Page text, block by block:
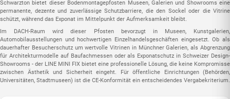
Schwarzton bietet dieser Bodenmontagepfosten Museen, Galerien und Showrooms eine
permanente, dezente und zuverlässige Schutzbarriere, die den Sockel oder die Vitrine
schützt, während das Exponat im Mittelpunkt der Aufmerksamkeit bleibt.
Im DACH-Raum wird dieser Pfosten bevorzugt in Museen, Kunstgalerien,
Automobilausstellungen und hochwertigen Einzelhandelsgeschäften eingesetzt. Ob als
dauerhafter Besucherschutz um wertvolle Vitrinen in Münchner Galerien, als Abgrenzung
für Architekturmodelle auf Baufachmessen oder als Exponatschutz in Schweizer Design-
Showrooms - der LINE MINI FIX bietet eine professionelle Lösung, die keine Kompromisse
zwischen Ästhetik und Sicherheit eingeht. Für öffentliche Einrichtungen (Behörden,
Universitäten, Stadtmuseen) ist die CE-Konformität ein entscheidendes Vergabekriterium.